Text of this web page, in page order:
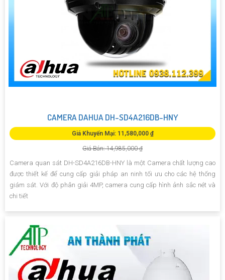
CAMERA DAHUA DH-SD4A216DB-HNY
Giá Khuyến Mại: 11,580,000 ₫
Giá Bán: 14,985,000 ₫
Camera quan sát DH-SD4A216DB-HNY là một Camera chất lượng cao
được thiết kế để cung cấp giải pháp an ninh tối ưu cho các hệ thống
giám sát. Với độ phân giải 4MP, camera cung cấp hình ảnh sắc nét và
chi tiết